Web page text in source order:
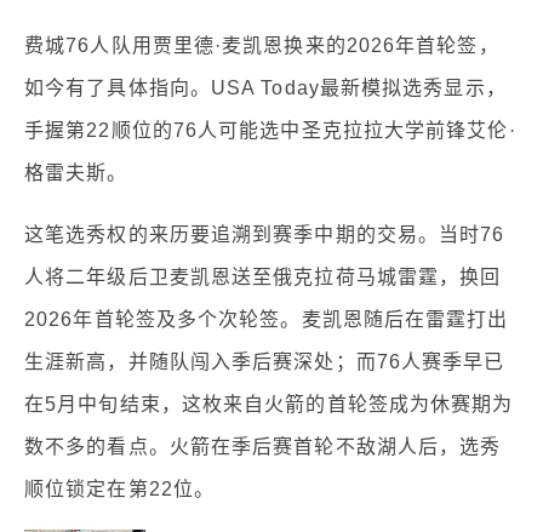
费城76人队用贾里德·麦凯恩换来的2026年首轮签，
如今有了具体指向。USA Today最新模拟选秀显示，
手握第22顺位的76人可能选中圣克拉拉大学前锋艾伦·
格雷夫斯。
这笔选秀权的来历要追溯到赛季中期的交易。当时76
人将二年级后卫麦凯恩送至俄克拉荷马城雷霆，换回
2026年首轮签及多个次轮签。麦凯恩随后在雷霆打出
生涯新高，并随队闯入季后赛深处；而76人赛季早已
在5月中旬结束，这枚来自火箭的首轮签成为休赛期为
数不多的看点。火箭在季后赛首轮不敌湖人后，选秀
顺位锁定在第22位。